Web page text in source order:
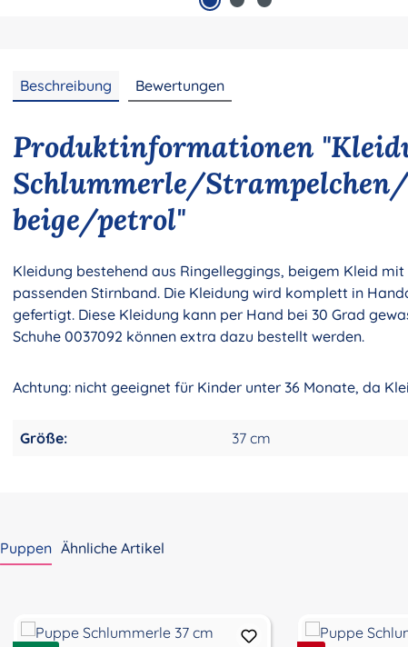
Beschreibung Bewertungen
Produktinformationen
Schlummerle/
beige/petrol"
Kleidung bestehend aus Ringelleggings, beigem Kleid
passenden Stirnband. Die Kleidung wird komplett in
gefertigt. Diese Kleidung kann per Hand bei 30 Grad
Schuhe 0037092 können extra dazu bestellt werden.
Achtung: nicht geeignet für Kinder unter 36 Monate, da
Größe: 37 cm
Puppen Ähnliche Artikel